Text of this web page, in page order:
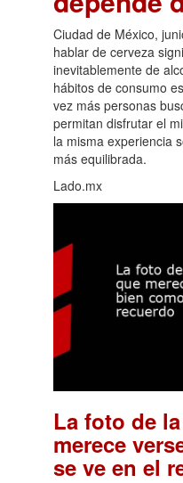
Ciudad de México,
hablar de cerveza
inevitablemente de
hábitos de consumo
vez más personas
permitan disfrutar el
la misma experiencia
más equilibrada.
Lado.mx
La foto de
merece
se ve en el